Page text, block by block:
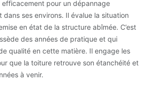
pour un dépannage
dans ses environs. Il évalue la situation
en état de la structure abîmée. C’est
des années de pratique et qui
qualité en cette matière. Il engage les
que la toiture retrouve son étanchéité et
à venir.